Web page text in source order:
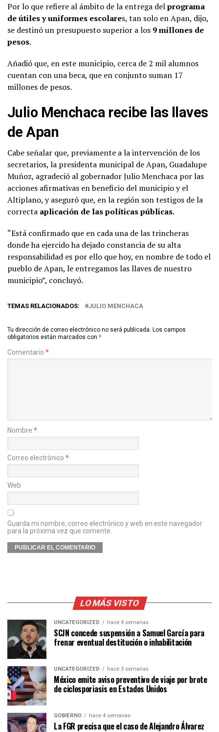
Por lo que refiere al ámbito de la entrega delprograma
de útiles y uniformes escolares, tan solo en Apan, dijo,
se destinó un presupuesto superior a los 9 millones de
pesos.
Añadió que, en este municipio, cerca de 2 mil alumnos
cuentan con una beca, que en conjunto suman 17
millones de pesos.
Julio Menchaca recibe las llaves
de Apan
Cabe señalar que, previamente a la intervención de los
secretarios, la presidenta municipal de Apan, Guadalupe
Muñoz, agradeció al gobernador Julio Menchaca por las
acciones afirmativas en beneficio del municipio y el
Altiplano, y aseguró que, en la región son testigos de la
correcta aplicación de las políticas públicas.
“Está confirmado que en cada una de las trincheras
donde ha ejercido ha dejado constancia de su alta
responsabilidad es por ello que hoy, en nombre de todo el
pueblo de Apan, le entregamos las llaves de nuestro
municipio”, concluyó.
TEMAS RELACIONADOS: JULIO MENCHACA
Tu dirección de correo electrónico no será publicada. Los campos
obligatorios están marcados con *
Comentario *
Nombre *
Correo electrónico *
Web
Guarda mi nombre, correo electrónico y web en este navegador
para la próxima vez que comente.
LO MÁS VISTO
UNCATEGORIZED hace 4 semanas
SCJN concede suspensión a Samuel García para
frenar eventual destitución o inhabilitación
UNCATEGORIZED hace 3 semanas
México emite aviso preventivo de viaje por brote
de ciclosporiasis en Estados Unidos
GOBIERNO hace 4 semanas
La FGR precisa que el caso de Alejandro Álvarez